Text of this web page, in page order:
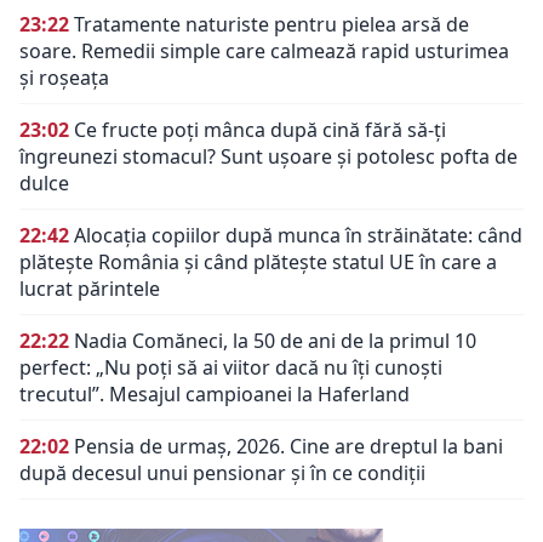
23:22Tratamente naturiste pentru pielea arsă de
soare. Remedii simple care calmează rapid usturimea
și roșeața
23:02 Ce fructe poți mânca după cină fără să-ți
îngreunezi stomacul? Sunt ușoare și potolesc pofta de
dulce
22:42Alocația copiilor după munca în străinătate: când
plătește România și când plătește statul UE în care a
lucrat părintele
22:22 Nadia Comăneci, la 50 de ani de la primul 10
perfect: „Nu poţi să ai viitor dacă nu îţi cunoşti
trecutul”. Mesajul campioanei la Haferland
22:02 Pensia de urmaș, 2026. Cine are dreptul la bani
după decesul unui pensionar și în ce condiții